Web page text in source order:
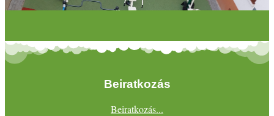
Beiratkozás
Beiratkozás...